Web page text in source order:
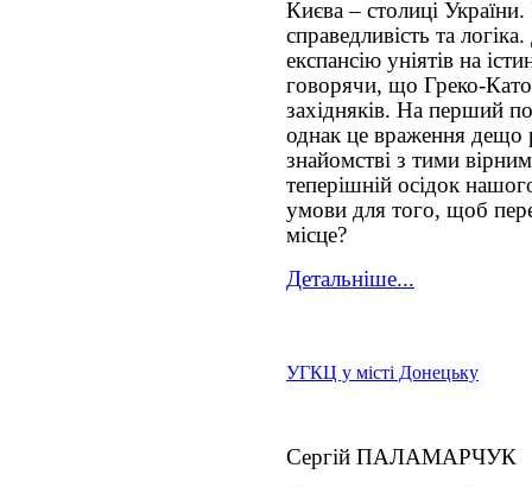
Києва – столиці
справедливість та
експансію уніятів на
говорячи, що Греко-
західняків. На перший
однак це враження дещо
знайомстві з тими
теперішній осідок
умови для того, щоб
місце?
Детальніше...
УГКЦ у місті Донецьку
Сергій ПАЛАМАРЧУК